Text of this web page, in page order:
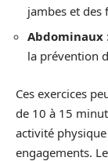
jambes et des
Abdominaux
la prévention
Ces exercices
de 10 à 15
activité
engagements.